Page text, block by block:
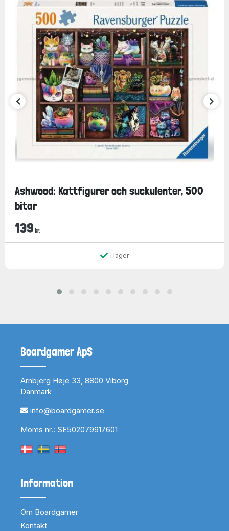
Ashwood: Kattfigurer och suckulenter, 500
bitar
139 kr.
I lager
Boardgamer ApS
Arnbjerg Høje 33, 8800 Viborg
Danmark
info@boardgamer.se
Moms nr.: SE502079917601
Information
Om Boardgamer
Kontakt